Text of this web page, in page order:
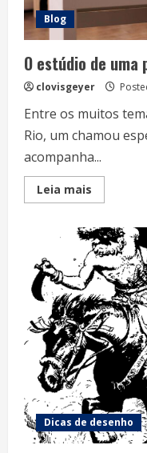
Blog
O estúdio de uma
clovisgeyer
Entre os muitos
Rio, um chamou
acompanha...
Leia mais
more
estúdio
de
uma
pessoa
só
Dicas de desenho